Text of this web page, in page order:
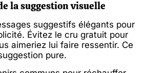
la suggestion visuelle
suggestifs élégants pour
Évitez le cru gratuit pour
aimeriez lui faire ressentir. Ce
pure.